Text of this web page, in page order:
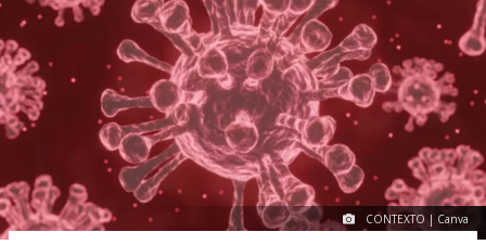
CONTEXTO | Canva